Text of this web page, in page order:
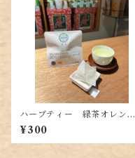
ハーブティー 緑茶オレンジ
ピールTB （4g（2g×2
P））
¥300